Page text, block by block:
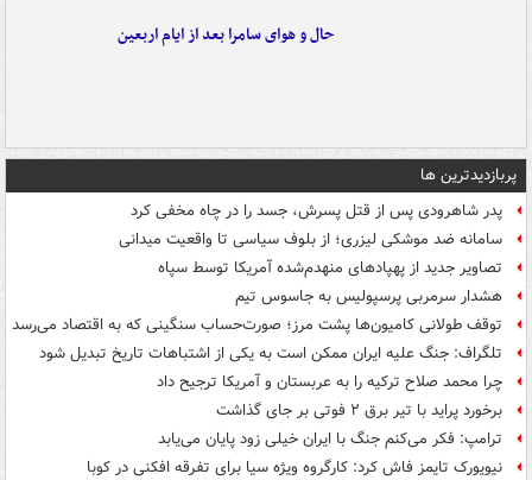
حال و هوای سامرا بعد از ایام اربعین
پربازدیدترین ها
پدر شاهرودی پس از قتل پسرش، جسد را در چاه مخفی کرد
سامانه ضد موشکی لیزری؛ از بلوف سیاسی تا واقعیت میدانی
تصاویر جدید از پهپادهای منهدم‌شده آمریکا توسط سپاه
هشدار سرمربی پرسپولیس به جاسوس تیم
توقف طولانی کامیون‌ها پشت مرز؛ صورت‌حساب سنگینی که به اقتصاد می‌رسد
تلگراف: جنگ علیه ایران ممکن است به یکی از اشتباهات تاریخ تبدیل شود
چرا محمد صلاح ترکیه را به عربستان و آمریکا ترجیح داد
برخورد پراید با تیر برق ۲ فوتی بر جای گذاشت
ترامپ: فکر می‌کنم جنگ با ایران خیلی زود پایان می‌یابد
نیویورک تایمز فاش کرد: کارگروه ویژه سیا برای تفرقه افکنی در کوبا